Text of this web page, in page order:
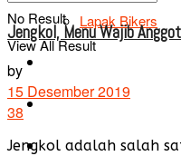
Lapak Bikers
Road Safety
TIPS & TRIK
No Result
View All Result
Jengkol, Menu Wajib
by
15 Desember 2019
38
Jengkol adalah salah